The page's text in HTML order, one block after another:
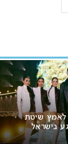
2027 עשוי לאמץ שיטת
בישראל